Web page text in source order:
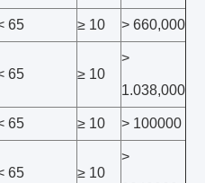
65 ≥ 10 > 660,000
65 ≥ 10
>
1.038,000
65 ≥ 10 > 100000
65 ≥ 10
>